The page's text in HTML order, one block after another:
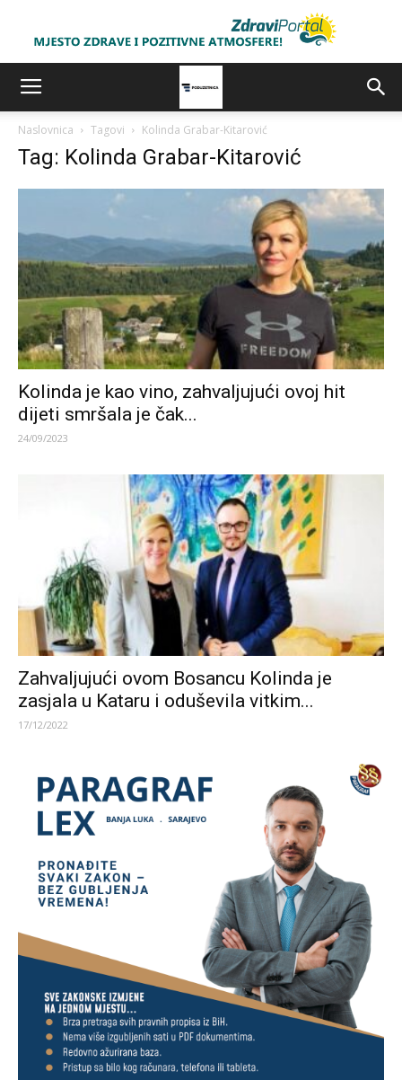
Naslovnica Tagovi Kolinda Grabar-Kitarović
Tag: Kolinda Grabar-Kitarović
Kolinda je kao vino, zahvaljujući ovoj hit
dijeti smršala je čak...
24/09/2023
Zahvaljujući ovom Bosancu Kolinda je
zasjala u Kataru i oduševila vitkim...
17/12/2022